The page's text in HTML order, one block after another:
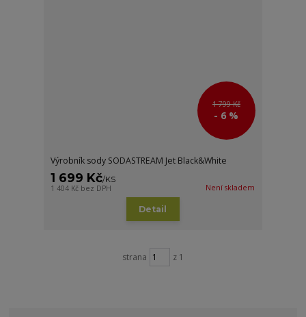
1 799 Kč
- 6 %
Výrobník sody SODASTREAM Jet Black&White
1 699 Kč/KS
1 404 Kč bez DPH Není skladem
Detail
strana z 1